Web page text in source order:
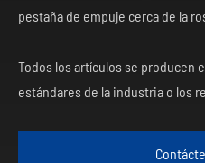
pestaña de empuje cerca de la
Todos los artículos se producen
estándares de la industria o los